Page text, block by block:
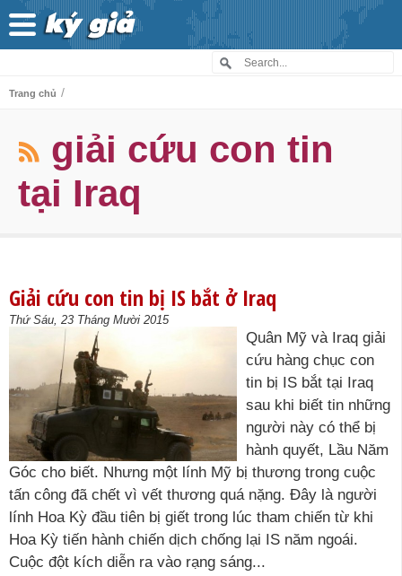
Trang chủ /
giải cứu con tin
tại Iraq
Giải cứu con tin bị IS bắt ở Iraq
Thứ Sáu, 23 Tháng Mười 2015
Quân Mỹ và Iraq giải
cứu hàng chục con
tin bị IS bắt tại Iraq
sau khi biết tin những
người này có thể bị
hành quyết, Lầu Năm
Góc cho biết. Nhưng một lính Mỹ bị thương trong cuộc
tấn công đã chết vì vết thương quá nặng. Đây là người
lính Hoa Kỳ đầu tiên bị giết trong lúc tham chiến từ khi
Hoa Kỳ tiến hành chiến dịch chống lại IS năm ngoái.
Cuộc đột kích diễn ra vào rạng sáng...